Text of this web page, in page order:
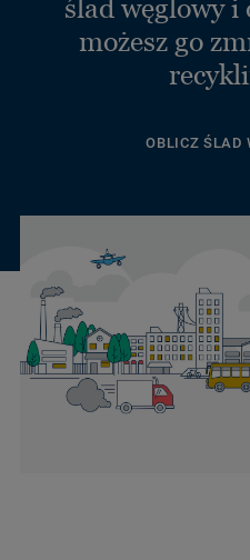
ślad węglowy i
możesz go
OBLICZ ŚLAD